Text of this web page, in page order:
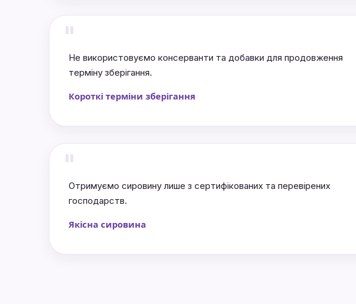
"Не використовуємо консерванти та добавки для продовження
терміну зберігання.
Короткі терміни зберігання
"
Отримуємо сировину лише з сертифікованих та перевірених
господарств.
Якісна сировина